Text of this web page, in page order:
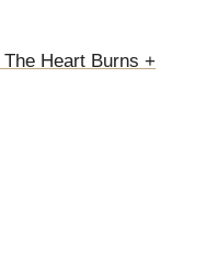
Heart Burns +